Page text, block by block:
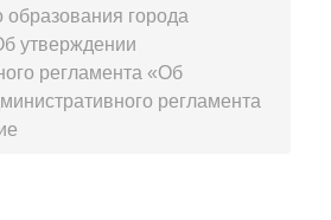
образования города
утверждении
регламента «Об
регламента